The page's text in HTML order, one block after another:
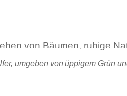
umgeben von üppigem Grün